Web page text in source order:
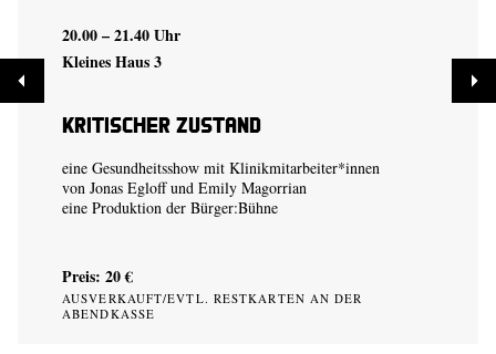
20.00 – 21.40 Uhr
Kleines Haus 3
Kritischer Zustand
eine Gesundheitsshow mit Klinikmitarbeiter*innen
von Jonas Egloffund Emily Magorrian
eine Produktion der Bürger:Bühne
Preis: 20 €
AUSVERKAUFT/EVTL. RESTKARTEN AN DER
ABENDKASSE